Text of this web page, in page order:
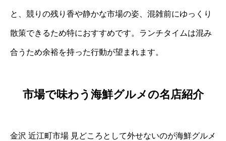
と、競りの残り香や静かな市場の姿、混雑前にゆっくり
散策できるため特におすすめです。ランチタイムは混み
合うため余裕を持った行動が望まれます。
市場で味わう海鮮グルメの名店紹介
金沢 近江町市場 見どころとして外せないのが海鮮グルメ